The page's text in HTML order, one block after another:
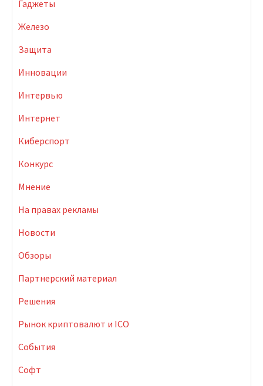
Гаджеты
Железо
Защита
Инновации
Интервью
Интернет
Киберспорт
Конкурс
Мнение
На правах рекламы
Новости
Обзоры
Партнерский материал
Решения
Рынок криптовалют и ICO
События
Софт